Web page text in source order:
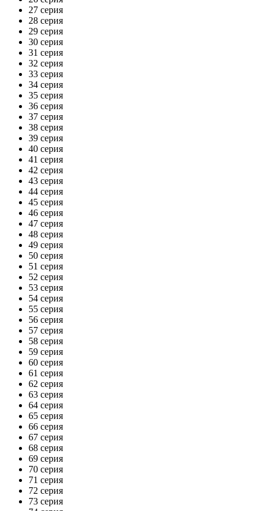
27 серия
28 серия
29 серия
30 серия
31 серия
32 серия
33 серия
34 серия
35 серия
36 серия
37 серия
38 серия
39 серия
40 серия
41 серия
42 серия
43 серия
44 серия
45 серия
46 серия
47 серия
48 серия
49 серия
50 серия
51 серия
52 серия
53 серия
54 серия
55 серия
56 серия
57 серия
58 серия
59 серия
60 серия
61 серия
62 серия
63 серия
64 серия
65 серия
66 серия
67 серия
68 серия
69 серия
70 серия
71 серия
72 серия
73 серия